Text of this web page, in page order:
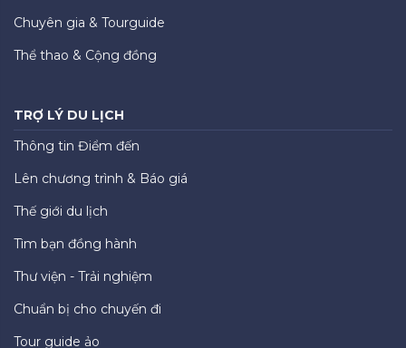
Chuyên gia & Tourguide
Thể thao & Cộng đồng
TRỢ LÝ DU LỊCH
Thông tin Điểm đến
Lên chương trình & Báo giá
Thế giới du lịch
Tìm bạn đồng hành
Thư viện - Trải nghiệm
Chuẩn bị cho chuyến đi
Tour guide ảo